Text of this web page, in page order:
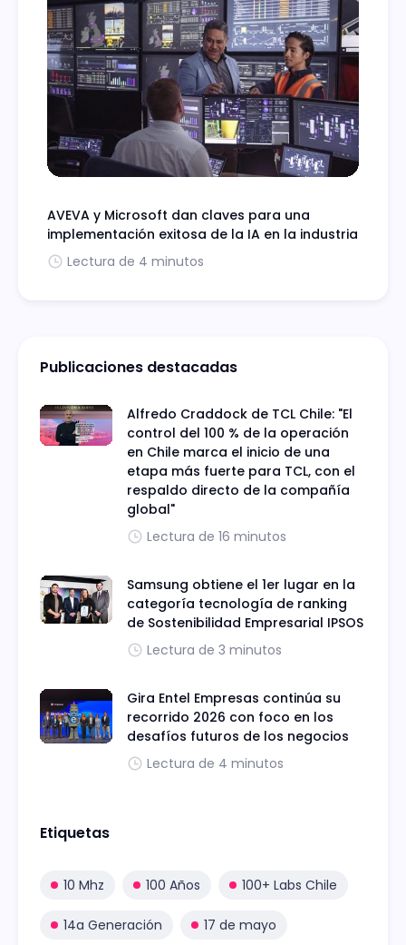
AVEVA y Microsoft dan claves para una
implementación exitosa de la IA en la industria
Lectura de 4 minutos
Publicaciones destacadas
Alfredo Craddock de TCL Chile: "El
control del 100 % de la operación
en Chile marca el inicio de una
etapa más fuerte para TCL, con el
respaldo directo de la compañía
global"
Lectura de 16 minutos
Samsung obtiene el 1er lugar en la
categoría tecnología de ranking
de Sostenibilidad Empresarial IPSOS
Lectura de 3 minutos
Gira Entel Empresas continúa su
recorrido 2026 con foco en los
desafíos futuros de los negocios
Lectura de 4 minutos
Etiquetas
10 Mhz 100 Años 100+ Labs Chile
14a Generación 17 de mayo